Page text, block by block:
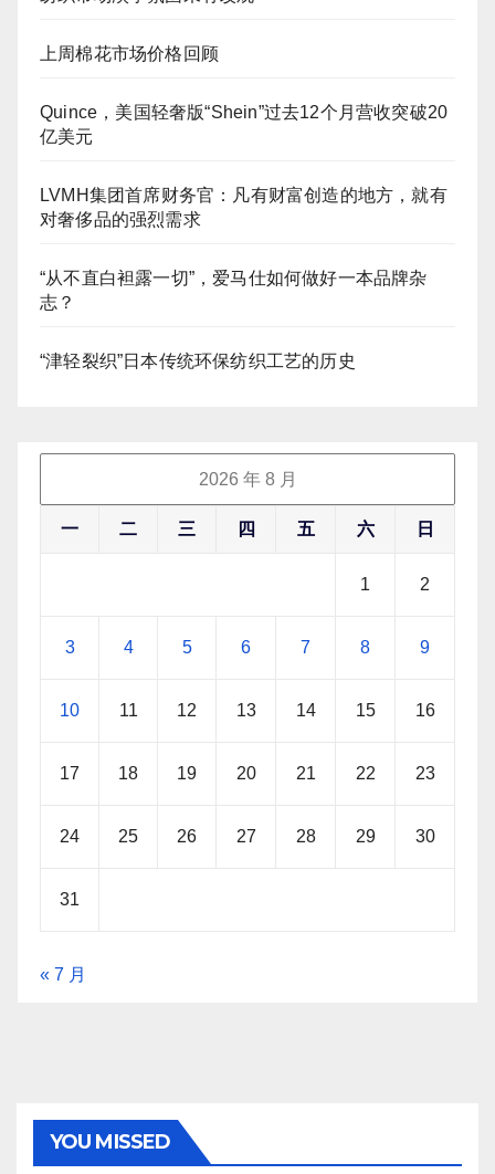
上周棉花市场价格回顾
Quince，美国轻奢版“Shein”过去12个月营收突破20
亿美元
LVMH集团首席财务官：凡有财富创造的地方，就有
对奢侈品的强烈需求
“从不直白袒露一切”，爱马仕如何做好一本品牌杂
志？
“津轻裂织”日本传统环保纺织工艺的历史
2026 年 8 月
一 二 三 四 五 六 日
1 2
3 4 5 6 7 8 9
10 11 12 13 14 15 16
17 18 19 20 21 22 23
24 25 26 27 28 29 30
31
« 7 月
YOU MISSED